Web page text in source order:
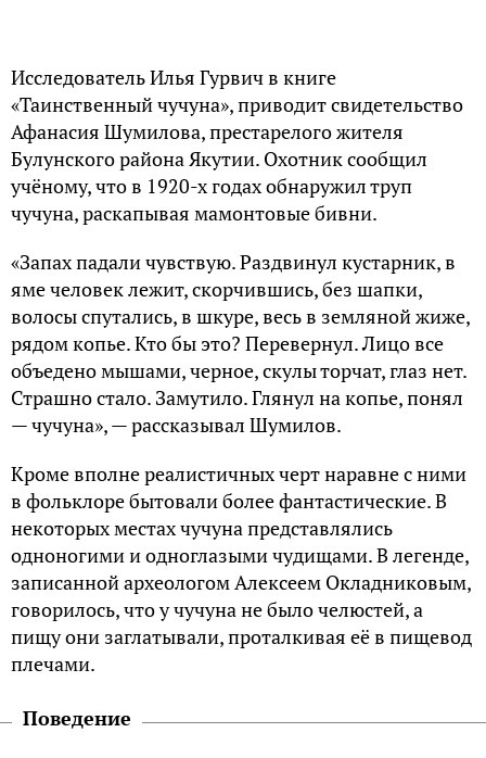
Исследователь Илья Гурвич в книге
«Таинственный чучуна», приводит свидетельство
Афанасия Шумилова, престарелого жителя
Булунского района Якутии. Охотник сообщил
учёному, что в 1920-х годах обнаружил труп
чучуна, раскапывая мамонтовые бивни.
«Запах падали чувствую. Раздвинул кустарник, в
яме человек лежит, скорчившись, без шапки,
волосы спутались, в шкуре, весь в земляной жиже,
рядом копье. Кто бы это? Перевернул. Лицо все
объедено мышами, черное, скулы торчат, глаз нет.
Страшно стало. Замутило. Глянул на копье, понял
— чучуна», — рассказывал Шумилов.
Кроме вполне реалистичных черт наравне с ними
в фольклоре бытовали более фантастические. В
некоторых местах чучуна представлялись
одноногими и одноглазыми чудищами. В легенде,
записанной археологом Алексеем Окладниковым,
говорилось, что у чучуна не было челюстей, а
пищу они заглатывали, проталкивая её в пищевод
плечами.
Поведение